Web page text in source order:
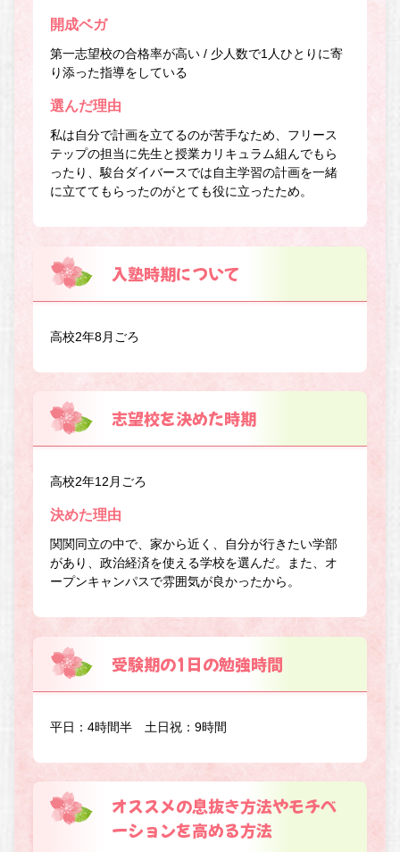
開成ベガ
第一志望校の合格率が高い / 少人数で1人ひとりに寄
り添った指導をしている
選んだ理由
私は自分で計画を立てるのが苦手なため、フリース
テップの担当に先生と授業カリキュラム組んでもら
ったり、駿台ダイバースでは自主学習の計画を一緒
に立ててもらったのがとても役に立ったため。
入塾時期について
高校2年8月ごろ
志望校を決めた時期
高校2年12月ごろ
決めた理由
関関同立の中で、家から近く、自分が行きたい学部
があり、政治経済を使える学校を選んだ。また、オ
ープンキャンパスで雰囲気が良かったから。
受験期の1日の勉強時間
平日：4時間半 土日祝：9時間
オススメの息抜き方法やモチベ
ーションを高める方法